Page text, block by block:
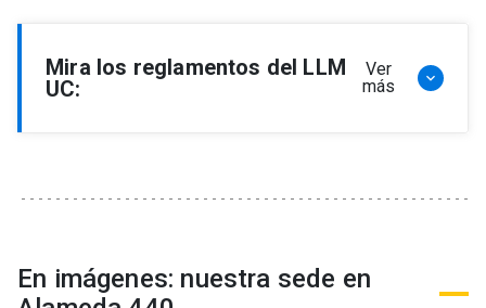
Mira los reglamentos del LLM
UC:
Ver
más
keyboard_arrow_down
Reglamento de Becas y Descuentos Programa
de Magíster en Derecho, LLM
En imágenes: nuestra sede en